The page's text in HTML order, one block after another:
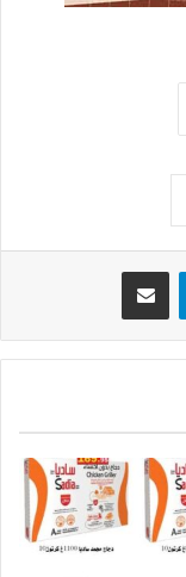
تيلقرام مشاركة عبر البريد